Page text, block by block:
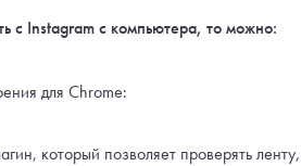
с Instagram с компьютера, то можно:
для Chrome:
который позволяет проверять ленту,